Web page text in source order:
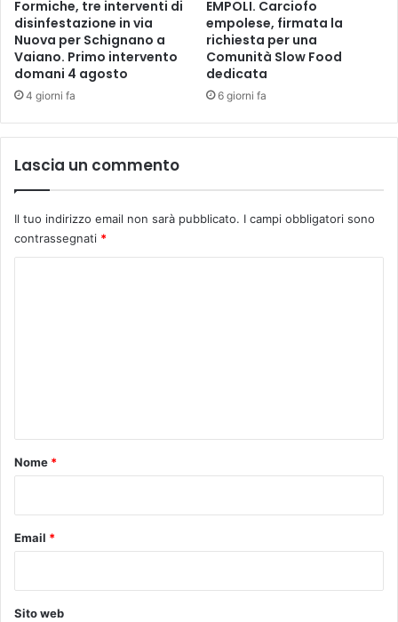
e
i
l
n
u
o
v
o
s
o
w
e
s
s
n
t
e
Formiche, tre interventi di
disinfestazione in via
Nuova per Schignano a
Vaiano. Primo intervento
domani 4 agosto
4 giorni fa
EMPOLI. Carciofo
empolese, firmata la
richiesta per una
Comunità Slow Food
dedicata
6 giorni fa
Lascia un commento
Il tuo indirizzo email non sarà pubblicato. I campi obbligatori sono
contrassegnati *
o
Nome *
Email *
Sito web